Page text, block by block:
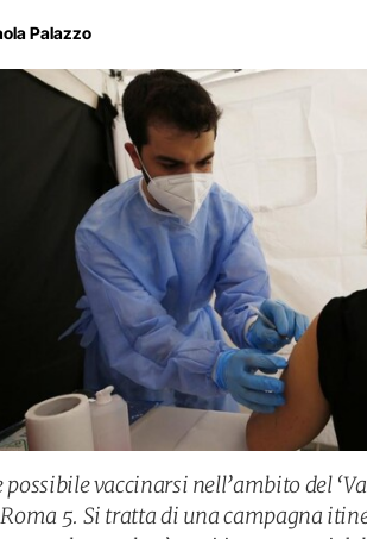
Palazzo
possibile vaccinarsi nell’ambito del
5. Si tratta di una campagna